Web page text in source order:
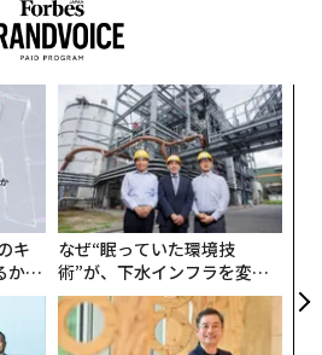
たモデルのトップ10は全てが日
、スバルの3社が独占した。さ
好の変化を反映し、上位10モデ
て、全てがクロスオーバーSU
。
キ
か。
キャ
S
なぜ“眠っていた環境技
術”が、下水インフラを変え
たのか──産総研×月島JFE
アクアソリューションの10年